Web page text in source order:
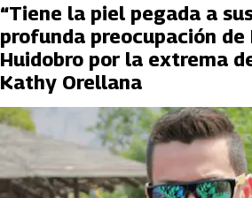
“Tiene la piel pegada a
profunda preocupación de
Huidobro por la extrema
Kathy Orellana